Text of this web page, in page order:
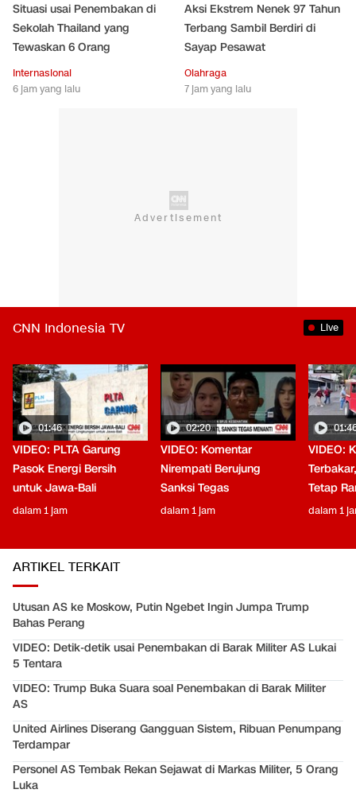
Situasi usai Penembakan di
Sekolah Thailand yang
Tewaskan 6 Orang
Internasional
6 jam yang lalu
Aksi Ekstrem Nenek 97 Tahun
Terbang Sambil Berdiri di
Sayap Pesawat
Olahraga
7 jam yang lalu
CNN Indonesia TV Live
01:46
VIDEO: PLTA Garung
Pasok Energi Bersih
untuk Jawa-Bali
dalam 1 jam
02:20
VIDEO: Komentar
Nirempati Berujung
Sanksi Tegas
dalam 1 jam
VIDEO:
Tetap
dalam 1
ARTIKEL TERKAIT
Utusan AS ke Moskow, Putin Ngebet Ingin Jumpa Trump
Bahas Perang
VIDEO: Detik-detik usai Penembakan di Barak Militer AS Lukai
5 Tentara
VIDEO: Trump Buka Suara soal Penembakan di Barak Militer
AS
United Airlines Diserang Gangguan Sistem, Ribuan Penumpang
Terdampar
Personel AS Tembak Rekan Sejawat di Markas Militer, 5 Orang
Luka